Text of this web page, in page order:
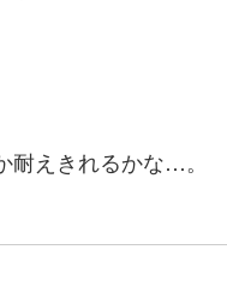
耐えきれるかな…。